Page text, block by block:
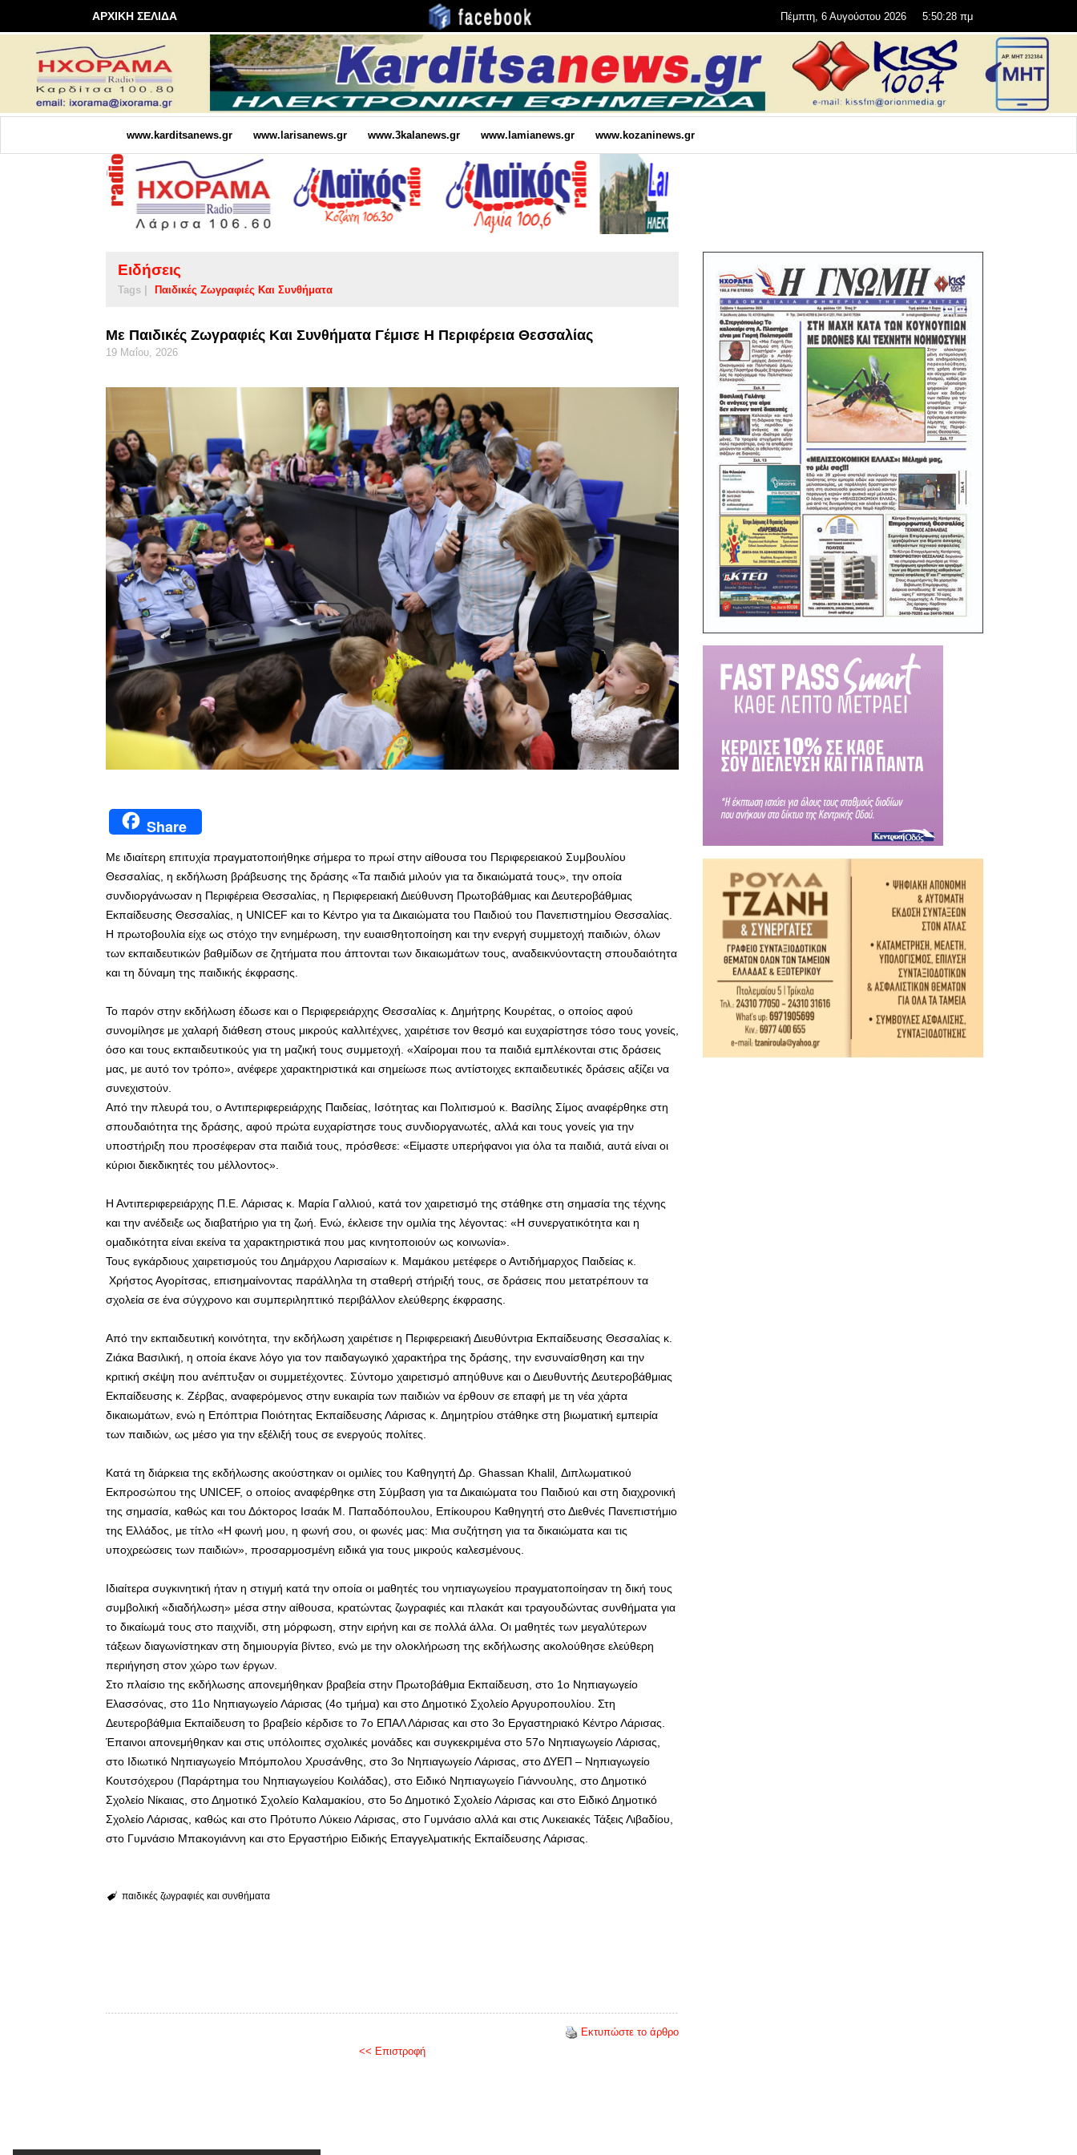
ΑΡΧΙΚΗ ΣΕΛΙΔΑ Πέμπτη, 6 Αυγούστου 2026 5:50:29 πμ
www.karditsanews.gr www.larisanews.gr www.3kalanews.gr www.lamianews.gr www.kozaninews.gr
Ειδήσεις
Tags | Παιδικές Ζωγραφιές Και Συνθήματα
Με Παιδικές Ζωγραφιές Και Συνθήματα Γέμισε Η Περιφέρεια Θεσσαλίας
19 Μαΐου, 2026
Share
Με ιδιαίτερη επιτυχία πραγματοποιήθηκε σήμερα το πρωί στην αίθουσα του Περιφερειακού Συμβουλίου
Θεσσαλίας, η εκδήλωση βράβευσης της δράσης «Τα παιδιά μιλούν για τα δικαιώματά τους», την οποία
συνδιοργάνωσαν η Περιφέρεια Θεσσαλίας, η Περιφερειακή Διεύθυνση Πρωτοβάθμιας και Δευτεροβάθμιας
Εκπαίδευσης Θεσσαλίας, η UNICEF και το Κέντρο για τα Δικαιώματα του Παιδιού του Πανεπιστημίου Θεσσαλίας.
Η πρωτοβουλία είχε ως στόχο την ενημέρωση, την ευαισθητοποίηση και την ενεργή συμμετοχή παιδιών, όλων
των εκπαιδευτικών βαθμίδων σε ζητήματα που άπτονται των δικαιωμάτων τους, αναδεικνύονταςτη σπουδαιότητα
και τη δύναμη της παιδικής έκφρασης.
Το παρόν στην εκδήλωση έδωσε και ο Περιφερειάρχης Θεσσαλίας κ. Δημήτρης Κουρέτας, ο οποίος αφού
συνομίλησε με χαλαρή διάθεση στους μικρούς καλλιτέχνες, χαιρέτισε τον θεσμό και ευχαρίστησε τόσο τους γονείς,
όσο και τους εκπαιδευτικούς για τη μαζική τους συμμετοχή. «Χαίρομαι που τα παιδιά εμπλέκονται στις δράσεις
μας, με αυτό τον τρόπο», ανέφερε χαρακτηριστικά και σημείωσε πως αντίστοιχες εκπαιδευτικές δράσεις αξίζει να
συνεχιστούν.
Από την πλευρά του, ο Αντιπεριφερειάρχης Παιδείας, Ισότητας και Πολιτισμού κ. Βασίλης Σίμος αναφέρθηκε στη
σπουδαιότητα της δράσης, αφού πρώτα ευχαρίστησε τους συνδιοργανωτές, αλλά και τους γονείς για την
υποστήριξη που προσέφεραν στα παιδιά τους, πρόσθεσε: «Είμαστε υπερήφανοι για όλα τα παιδιά, αυτά είναι οι
κύριοι διεκδικητές του μέλλοντος».
Η Αντιπεριφερειάρχης Π.Ε. Λάρισας κ. Μαρία Γαλλιού, κατά τον χαιρετισμό της στάθηκε στη σημασία της τέχνης
και την ανέδειξε ως διαβατήριο για τη ζωή. Ενώ, έκλεισε την ομιλία της λέγοντας: «Η συνεργατικότητα και η
ομαδικότητα είναι εκείνα τα χαρακτηριστικά που μας κινητοποιούν ως κοινωνία».
Τους εγκάρδιους χαιρετισμούς του Δημάρχου Λαρισαίων κ. Μαμάκου μετέφερε ο Αντιδήμαρχος Παιδείας κ.
Χρήστος Αγορίτσας, επισημαίνοντας παράλληλα τη σταθερή στήριξή τους, σε δράσεις που μετατρέπουν τα
σχολεία σε ένα σύγχρονο και συμπεριληπτικό περιβάλλον ελεύθερης έκφρασης.
Από την εκπαιδευτική κοινότητα, την εκδήλωση χαιρέτισε η Περιφερειακή Διευθύντρια Εκπαίδευσης Θεσσαλίας κ.
Ζιάκα Βασιλική, η οποία έκανε λόγο για τον παιδαγωγικό χαρακτήρα της δράσης, την ενσυναίσθηση και την
κριτική σκέψη που ανέπτυξαν οι συμμετέχοντες. Σύντομο χαιρετισμό απηύθυνε και ο Διευθυντής Δευτεροβάθμιας
Εκπαίδευσης κ. Ζέρβας, αναφερόμενος στην ευκαιρία των παιδιών να έρθουν σε επαφή με τη νέα χάρτα
δικαιωμάτων, ενώ η Επόπτρια Ποιότητας Εκπαίδευσης Λάρισας κ. Δημητρίου στάθηκε στη βιωματική εμπειρία
των παιδιών, ως μέσο για την εξέλιξή τους σε ενεργούς πολίτες.
Κατά τη διάρκεια της εκδήλωσης ακούστηκαν οι ομιλίες του Καθηγητή Δρ. Ghassan Khalil, Διπλωματικού
Εκπροσώπου της UNICEF, ο οποίος αναφέρθηκε στη Σύμβαση για τα Δικαιώματα του Παιδιού και στη διαχρονική
της σημασία, καθώς και του Δόκτορος Ισαάκ Μ. Παπαδόπουλου, Επίκουρου Καθηγητή στο Διεθνές Πανεπιστήμιο
της Ελλάδος, με τίτλο «Η φωνή μου, η φωνή σου, οι φωνές μας: Μια συζήτηση για τα δικαιώματα και τις
υποχρεώσεις των παιδιών», προσαρμοσμένη ειδικά για τους μικρούς καλεσμένους.
Ιδιαίτερα συγκινητική ήταν η στιγμή κατά την οποία οι μαθητές του νηπιαγωγείου πραγματοποίησαν τη δική τους
συμβολική «διαδήλωση» μέσα στην αίθουσα, κρατώντας ζωγραφιές και πλακάτ και τραγουδώντας συνθήματα για
το δικαίωμά τους στο παιχνίδι, στη μόρφωση, στην ειρήνη και σε πολλά άλλα. Οι μαθητές των μεγαλύτερων
τάξεων διαγωνίστηκαν στη δημιουργία βίντεο, ενώ με την ολοκλήρωση της εκδήλωσης ακολούθησε ελεύθερη
περιήγηση στον χώρο των έργων.
Στο πλαίσιο της εκδήλωσης απονεμήθηκαν βραβεία στην Πρωτοβάθμια Εκπαίδευση, στο 1ο Νηπιαγωγείο
Ελασσόνας, στο 11ο Νηπιαγωγείο Λάρισας (4ο τμήμα) και στο Δημοτικό Σχολείο Αργυροπουλίου. Στη
Δευτεροβάθμια Εκπαίδευση το βραβείο κέρδισε το 7ο ΕΠΑΛ Λάρισας και στο 3ο Εργαστηριακό Κέντρο Λάρισας.
Έπαινοι απονεμήθηκαν και στις υπόλοιπες σχολικές μονάδες και συγκεκριμένα στο 57ο Νηπιαγωγείο Λάρισας,
στο Ιδιωτικό Νηπιαγωγείο Μπόμπολου Χρυσάνθης, στο 3ο Νηπιαγωγείο Λάρισας, στο ΔΥΕΠ – Νηπιαγωγείο
Κουτσόχερου (Παράρτημα του Νηπιαγωγείου Κοιλάδας), στο Ειδικό Νηπιαγωγείο Γιάννουλης, στο Δημοτικό
Σχολείο Νίκαιας, στο Δημοτικό Σχολείο Καλαμακίου, στο 5ο Δημοτικό Σχολείο Λάρισας και στο Ειδικό Δημοτικό
Σχολείο Λάρισας, καθώς και στο Πρότυπο Λύκειο Λάρισας, στο Γυμνάσιο αλλά και στις Λυκειακές Τάξεις Λιβαδίου,
στο Γυμνάσιο Μπακογιάννη και στο Εργαστήριο Ειδικής Επαγγελματικής Εκπαίδευσης Λάρισας.
παιδικές ζωγραφιές και συνθήματα
Εκτυπώστε το άρθρο
<< Επιστροφή